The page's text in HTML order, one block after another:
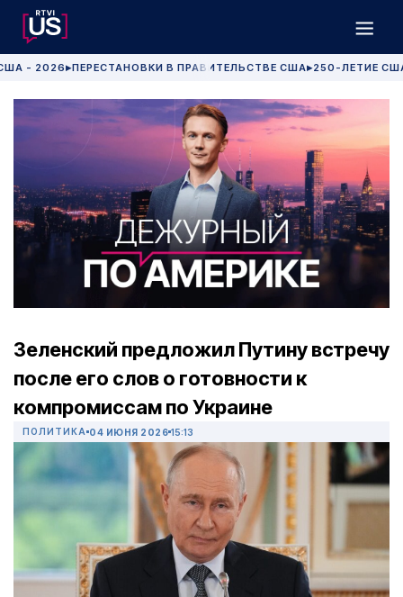
- 2026 ▶ПЕРЕСТАНОВКИ В ПРАВИТЕЛЬСТВЕ США▶250-ЛЕТИЕ
Зеленский предложил Путину встречу
после его слов о готовности к
компромиссам по Украине
ПОЛИТИКА 04 ИЮНЯ 2026 15:13